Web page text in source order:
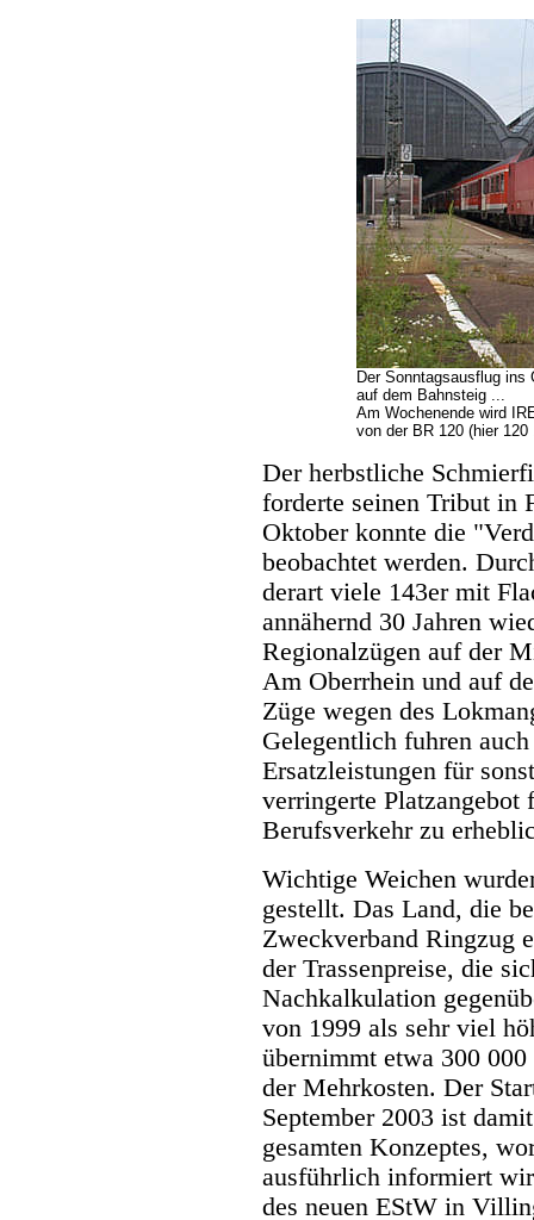
Der Sonntagsausflug ins
auf dem Bahnsteig ...
Am Wochenende wird
von der BR 120 (hier 120
Der herbstliche
forderte seinen Tribut in
Oktober konnte die
beobachtet werden.
derart viele 143er mit
annähernd 30 Jahren
Regionalzügen auf der
Am Oberrhein und auf
Züge wegen des
Gelegentlich fuhren
Ersatzleistungen für
verringerte Platzangebot
Berufsverkehr zu
Wichtige Weichen
gestellt. Das Land, die
Zweckverband Ringzug
der Trassenpreise, die
Nachkalkulation
von 1999 als sehr viel
übernimmt etwa 300
der Mehrkosten. Der
September 2003 ist
gesamten Konzeptes,
ausführlich informiert
des neuen EStW in